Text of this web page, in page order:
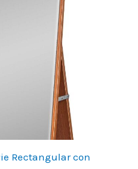
Rectangular con